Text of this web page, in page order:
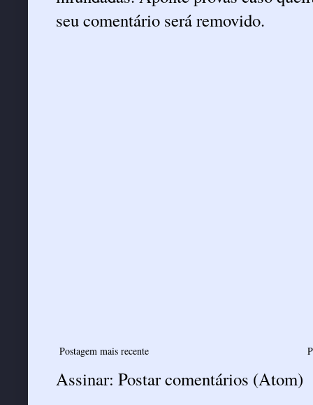
seu comentário será removido.
Postagem mais recente
Assinar: Postar comentários (Atom)